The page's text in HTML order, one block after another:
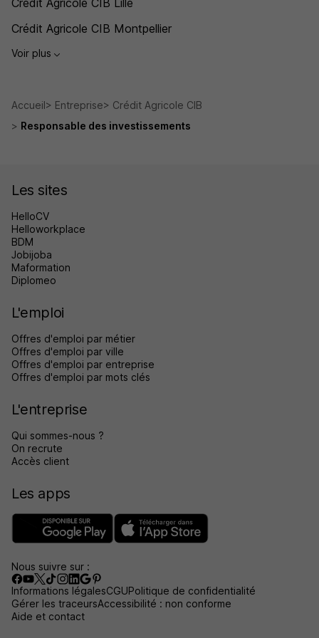
Crédit Agricole CIB Lille
Crédit Agricole CIB Montpellier
Voir plus
Accueil Entreprise
Crédit Agricole CIB
Responsable des investissements
Les sites
HelloCV
Helloworkplace
BDM
Jobijoba
Maformation
Diplomeo
L'emploi
Offres d'emploi par métier
Offres d'emploi par ville
Offres d'emploi par entreprise
Offres d'emploi par mots clés
L'entreprise
Qui sommes-nous ?
On recrute
Accès client
Les apps
Nous suivre sur :
Informations légalesCGUPolitique de confidentialité
Gérer les traceursAccessibilité : non conforme
Aide et contact